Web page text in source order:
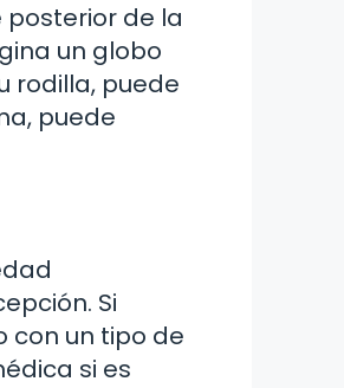
posterior de la
un globo
rodilla, puede
puede
Si
con un tipo de
si es